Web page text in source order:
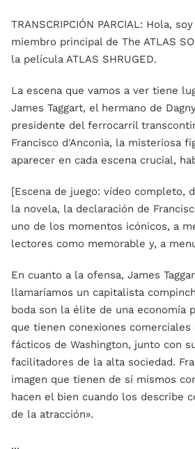
TRANSCRIPCIÓN PARCIAL: Hola,
miembro principal de The ATLAS
la película ATLAS SHRUGED.
La escena que vamos a ver tiene
James Taggart, el hermano de
presidente del ferrocarril
Francisco d'Anconia, la misteriosa
aparecer en cada escena crucial,
[Escena de juego: vídeo completo,
la novela, la declaración de
uno de los momentos icónicos, a
lectores como memorable y, a
En cuanto a la ofensa, James
llamaríamos un capitalista
boda son la élite de una economía
que tienen conexiones comerciales
fácticos de Washington, junto con
facilitadores de la alta sociedad.
imagen que tienen de sí mismos
hacen el bien cuando los describe
de la atracción».
...